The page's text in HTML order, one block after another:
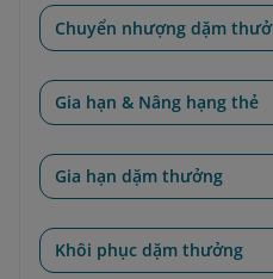
Chuyển nhượng dặm
Gia hạn & Nâng hạng thẻ
Gia hạn dặm thưởng
Khôi phục dặm thưởng